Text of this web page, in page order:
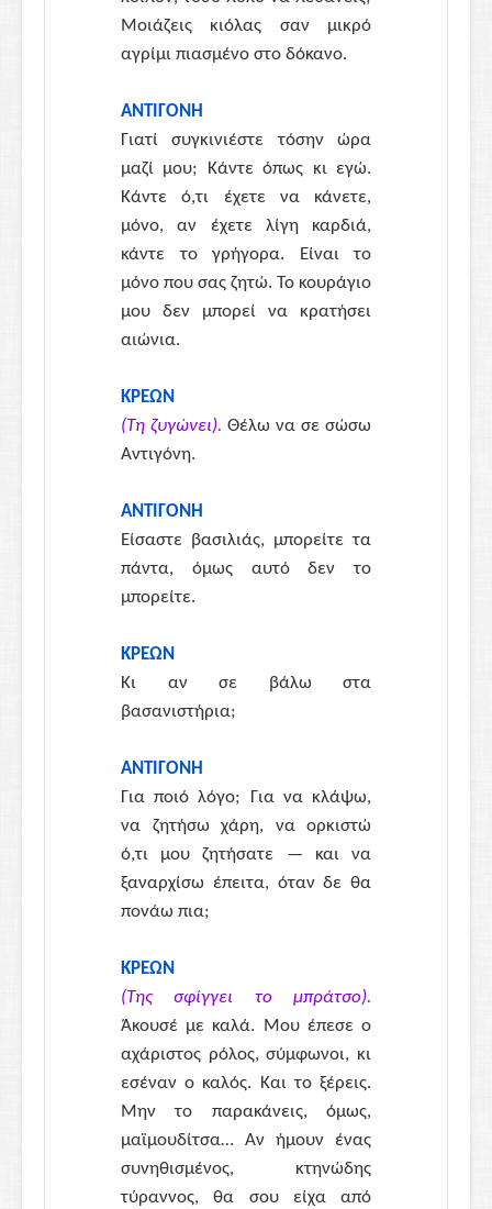
Μοιάζεις κιόλας σαν μικρό
αγρίμι πιασμένο στο δόκανο.
ΑΝΤΙΓΟΝΗ
Γιατί συγκινιέστε τόσην ώρα
μαζί μου; Κάντε όπως κι εγώ.
Κάντε ό,τι έχετε να κάνετε,
μόνο, αν έχετε λίγη καρδιά,
κάντε το γρήγορα. Είναι το
μόνο που σας ζητώ. Το κουράγιο
μου δεν μπορεί να κρατήσει
αιώνια.
ΚΡΕΩΝ
(Τη ζυγώνει). Θέλω να σε σώσω
Αντιγόνη.
ΑΝΤΙΓΟΝΗ
Είσαστε βασιλιάς, μπορείτε τα
πάντα, όμως αυτό δεν το
μπορείτε.
ΚΡΕΩΝ
Κι αν σε βάλω στα
βασανιστήρια;
ΑΝΤΙΓΟΝΗ
Για ποιό λόγο; Για να κλάψω,
να ζητήσω χάρη, να ορκιστώ
ό,τι μου ζητήσατε — και να
ξαναρχίσω έπειτα, όταν δε θα
πονάω πια;
ΚΡΕΩΝ
(Της σφίγγει το μπράτσο).
Άκουσέ με καλά. Μου έπεσε ο
αχάριστος ρόλος, σύμφωνοι, κι
εσέναν ο καλός. Και το ξέρεις.
Μην το παρακάνεις, όμως,
μαϊμουδίτσα… Αν ήμουν ένας
συνηθισμένος, κτηνώδης
τύραννος, θα σου είχα από